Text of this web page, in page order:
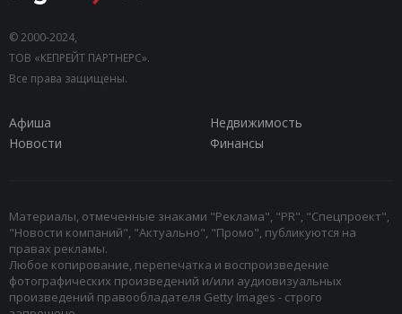
© 2000-2024,
ТОВ «КЕПРЕЙТ ПАРТНЕРС».
Все права защищены.
Афиша
Недвижимость
Новости
Финансы
Материалы, отмеченные знаками "Реклама", "PR", "Спецпроект",
"Новости компаний", "Актуально", "Промо", публикуются на
правах рекламы.
Любое копирование, перепечатка и воспроизведение
фотографических произведений и/или аудиовизуальных
произведений правообладателя Getty Images - строго